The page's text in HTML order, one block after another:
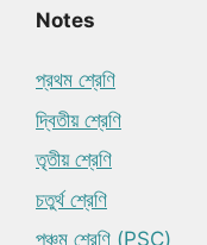
Notes
প্রথম শ্রেণি
দ্বিতীয় শ্রেণি
তৃতীয় শ্রেণি
চতুর্থ শ্রেণি
পঞ্চম শ্রেণি (PSC)